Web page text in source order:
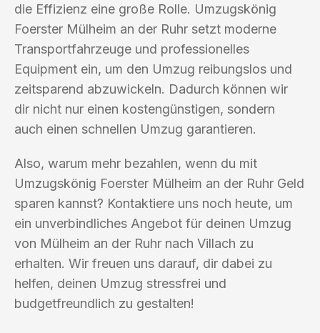
die Effizienz eine große Rolle. Umzugskönig
Foerster Mülheim an der Ruhr setzt moderne
Transportfahrzeuge und professionelles
Equipment ein, um den Umzug reibungslos und
zeitsparend abzuwickeln. Dadurch können wir
dir nicht nur einen kostengünstigen, sondern
auch einen schnellen Umzug garantieren.
Also, warum mehr bezahlen, wenn du mit
Umzugskönig Foerster Mülheim an der Ruhr Geld
sparen kannst? Kontaktiere uns noch heute, um
ein unverbindliches Angebot für deinen Umzug
von Mülheim an der Ruhr nach Villach zu
erhalten. Wir freuen uns darauf, dir dabei zu
helfen, deinen Umzug stressfrei und
budgetfreundlich zu gestalten!